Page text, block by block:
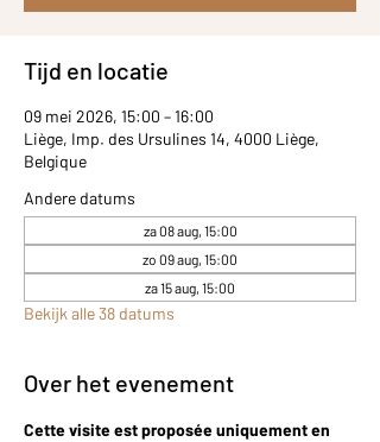
Tijd en locatie
09 mei 2026, 15:00 – 16:00
Liège, Imp. des Ursulines 14, 4000 Liège,
Belgique
Andere datums
za 08 aug, 15:00
zo 09 aug, 15:00
za 15 aug, 15:00
Bekijk alle 38 datums
Over het evenement
Cette visite est proposée uniquement en